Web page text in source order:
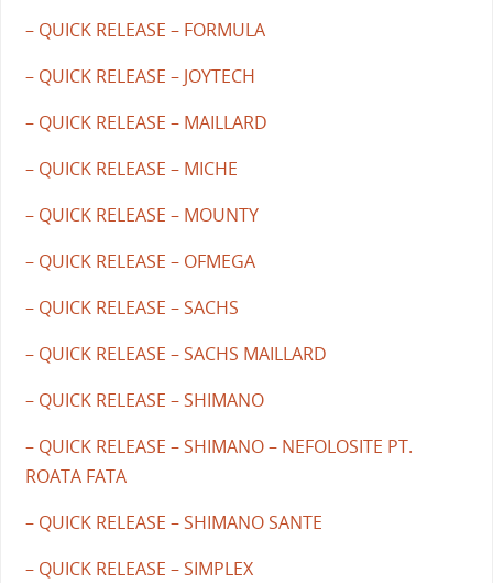
– QUICK RELEASE – FORMULA
– QUICK RELEASE – JOYTECH
– QUICK RELEASE – MAILLARD
– QUICK RELEASE – MICHE
– QUICK RELEASE – MOUNTY
– QUICK RELEASE – OFMEGA
– QUICK RELEASE – SACHS
– QUICK RELEASE – SACHS MAILLARD
– QUICK RELEASE – SHIMANO
– QUICK RELEASE – SHIMANO – NEFOLOSITE PT.
ROATA FATA
– QUICK RELEASE – SHIMANO SANTE
– QUICK RELEASE – SIMPLEX